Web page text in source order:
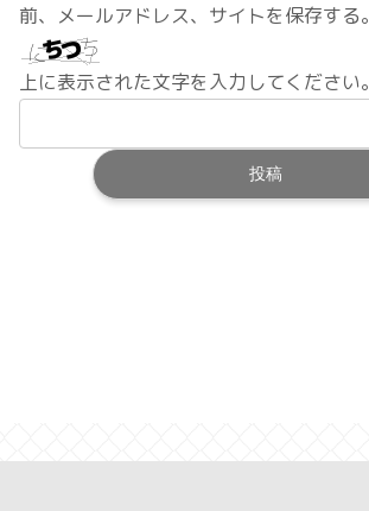
前、メールアドレス、サイトを保存する。
上に表示された文字を入力してください。